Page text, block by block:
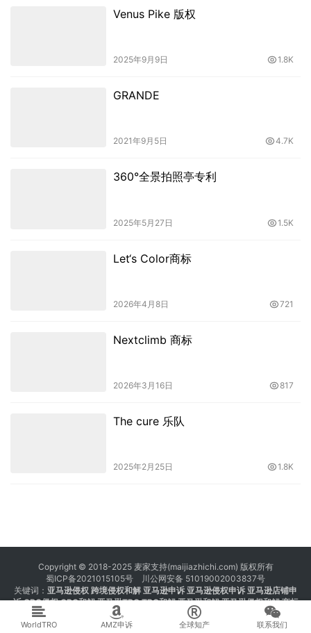
Venus Pike 版权
2025年9月9日 1.8K
GRANDE
2021年9月5日 4.7K
360°全景拍照亭专利
2025年5月27日 1.5K
Let‘s Color商标
2026年4月8日 721
Nextclimb 商标
2026年3月16日 817
The cure 乐队
2025年2月25日 1.8K
Copyright © 2018-2025 麦家支持(maijiazhichi.com) 版权所有
蜀ICP备2021015105号
川公网安备 51019002003837号
关键词： 亚马逊侵权 跨境侵权和解 亚马逊申诉 亚马逊侵权申诉 亚马逊店铺申
诉 GBC侵权 GBC和解 亚马逊TRO TRO和解 亚马逊和解 亚马逊侵权和解商标
注册 专利注册 版权注册
WorldTRO AMZ申诉 全球知产 联系我们